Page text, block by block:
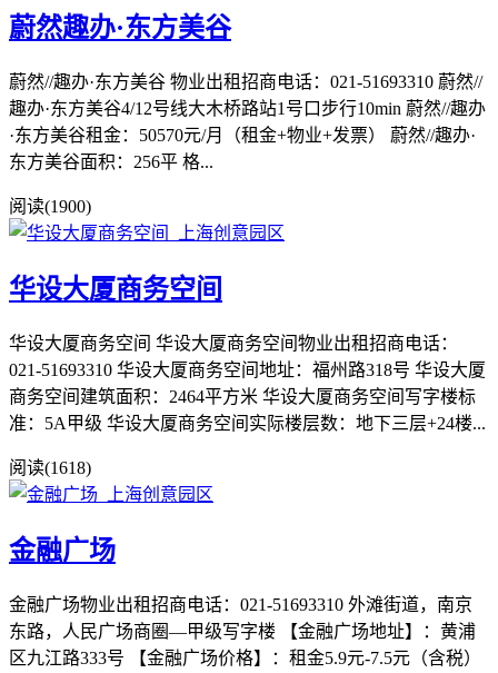
蔚然趣办·东方美谷
蔚然//趣办·东方美谷 物业出租招商电话：021-51693310 蔚然//
趣办·东方美谷4/12号线大木桥路站1号口步行10min 蔚然//趣办
·东方美谷租金：50570元/月（租金+物业+发票） 蔚然//趣办·
东方美谷面积：256平 格...
阅读(1900)
华设大厦商务空间
华设大厦商务空间 华设大厦商务空间物业出租招商电话：
021-51693310 华设大厦商务空间地址：福州路318号 华设大厦
商务空间建筑面积：2464平方米 华设大厦商务空间写字楼标
准：5A甲级 华设大厦商务空间实际楼层数：地下三层+24楼...
阅读(1618)
金融广场
金融广场物业出租招商电话：021-51693310 外滩街道，南京
东路，人民广场商圈—甲级写字楼 【金融广场地址】：黄浦
区九江路333号 【金融广场价格】：租金5.9元-7.5元（含税）